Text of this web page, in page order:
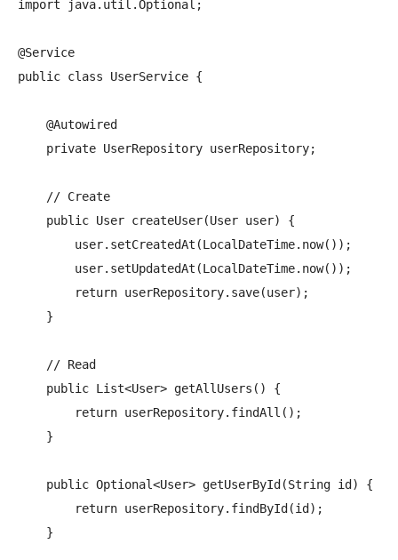
import java.util.Optional;
@Service
public class UserService {
    @Autowired
    private UserRepository userRepository;
    // Create
    public User createUser(User user) {
        user.setCreatedAt(LocalDateTime.now());
        user.setUpdatedAt(LocalDateTime.now());
        return userRepository.save(user);
    }
    // Read
    public List<User> getAllUsers() {
        return userRepository.findAll();
    }
    public Optional<User> getUserById(String id) {
        return userRepository.findById(id);
    }